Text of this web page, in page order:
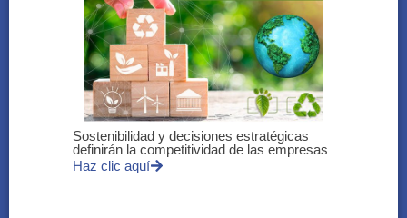
Sostenibilidad y decisiones estratégicas
definirán la competitividad de las empresas
Haz clic aquí